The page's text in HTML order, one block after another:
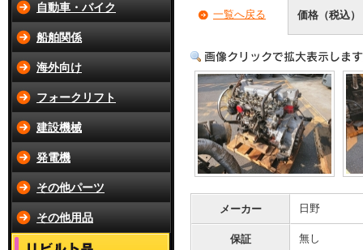
自動車・バイク
船舶関係
海外向け
フォークリフト
建設機械
発電機
その他パーツ
その他用品
一覧へ戻る 価格（税込）
メーカー 日野
保証 無し